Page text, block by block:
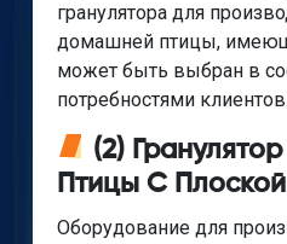
гранулятора для
домашней птицы,
может быть выбран в
потребностями клиентов.
(2)
Птицы С
Оборудование для